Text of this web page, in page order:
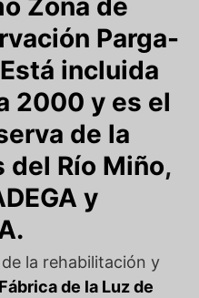
Zona de
Parga-
incluida
2000 y es el
de la
del Río Miño,
y
la rehabilitación y
Fábrica de la Luz de